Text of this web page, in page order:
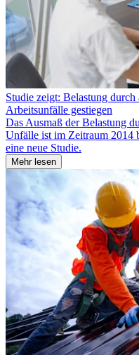
Studie zeigt: Belastung
Arbeitsunfälle gestiegen
Das Ausmaß der Belastung
Unfälle ist im Zeitraum 2014
eine neue Studie.
Mehr lesen